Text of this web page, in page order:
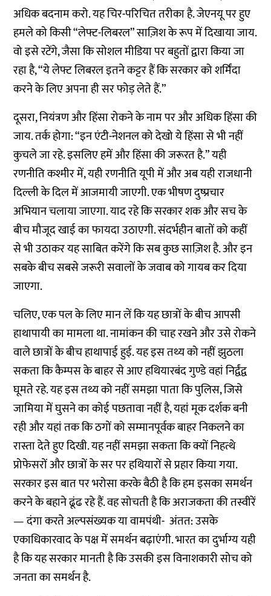
अधिक बदनाम करो. यह चिर-परिचित तरीका है. जेएनयू पर हुए
हमले को किसी “लेफ्ट-लिबरल” साज़िश के रूप में दिखाया जाय.
वो इसे रटेंगे, जैसा कि सोशल मीडिया पर बहुतों द्वारा किया जा
रहा है, “ये लेफ्ट लिबरल इतने कट्टर हैं कि सरकार को शर्मिंदा
करने के लिए अपना ही सर फोड़ लेते हैं.”
दूसरा, नियंत्रण और हिंसा रोकने के नाम पर और अधिक हिंसा की
जाय. तर्क होगा: “इन एंटी-नेशनल को देखो ये हिंसा से भी नहीं
कुचले जा रहे. इसलिए हमें और हिंसा की जरूरत है.” यही
रणनीति कश्मीर में, यही रणनीति यूपी में और अब यही राजधानी
दिल्ली के दिल में आजमायी जाएगी. एक भीषण दुष्प्रचार
अभियान चलाया जाएगा. याद रहे कि सरकार शक और सच के
बीच मौजूद खाई का फायदा उठाएगी. संदर्भहीन बातों को कहीं
से भी उठाकर यह साबित करेंगे कि सब कुछ साज़िश है. और इन
सबके बीच सबसे जरूरी सवालों के जवाब को गायब कर दिया
जाएगा.
चलिए, एक पल के लिए मान लें कि यह छात्रों के बीच आपसी
हाथापायी का मामला था. नामांकन की चाह रखने और उसे रोकने
वाले छात्रों के बीच हाथापाई हुई. यह इस तथ्य को नहीं झुठला
सकता कि कैम्पस के बाहर से आए हथियारबंद गुण्डे वहां निर्द्वंद्व
घूमते रहे. यह इस तथ्य को नहीं समझा पाता कि पुलिस, जिसे
जामिया में घुसने का कोई पछतावा नहीं है, यहां मूक दर्शक बनी
रही और यहां तक कि ठगों को सम्मानपूर्वक बाहर निकलने का
रास्ता देते हुए दिखी. यह नहीं समझा सकता कि क्यों निहत्थे
प्रोफेसरों और छात्रों के सर पर हथियारों से प्रहार किया गया.
सरकार इस बात पर भरोसा करके बैठी है कि हम इसका समर्थन
करने के बहाने ढूंढ रहे हैं. वह सोचती है कि अराजकता की तस्वीरें
— दंगा करते अल्पसंख्यक या वामपंथी- अंतत: उसके
एकाधिकारवाद के पक्ष में समर्थन बढ़ाएंगी. भारत का दुर्भाग्य यही
है कि यह सरकार मानती है कि उसकी इस विनाशकारी सोच को
जनता का समर्थन है.